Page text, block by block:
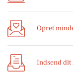
Opret
Indsend